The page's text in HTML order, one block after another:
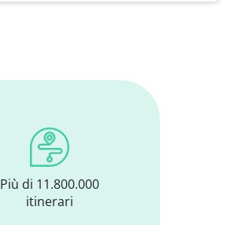
Più di 11.800.000
itinerari